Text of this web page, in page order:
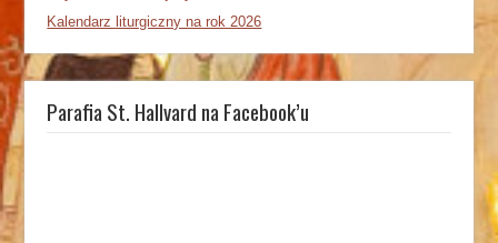
Kalendarz liturgiczny na rok 2026
Parafia St. Hallvard na Facebook’u